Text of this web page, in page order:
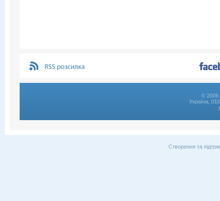
© 2006
Україна,
Створення та